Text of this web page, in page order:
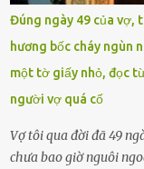
nhận thức được nội
ngày 1.9 là chưa phù
xin lỗi trên trang
với cơ quan chức năng.
Đúng ngày 49 của
hương bốc cháy ngùn
một tờ giấy nhỏ, đọc
người vợ quá cố
Vợ tôi qua đời đã 49
chưa bao giờ nguôi